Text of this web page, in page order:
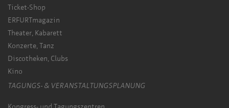
Ticket-Shop
ERFURTmagazin
Theater, Kabarett
Konzerte, Tanz
Discotheken, Clubs
Kino
TAGUNGS- & VERANSTALTUNGSPLANUNG